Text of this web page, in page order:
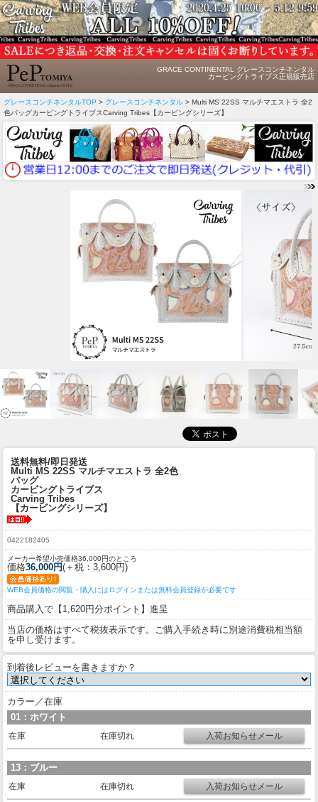
GRACE CONTINENTAL グレースコンチネンタル
カービングトライブス正規販売店
グレースコンチネンタルTOP > グレースコンチネンタル > Multi MS 22SS マルチマエストラ 全2
色バッグカービングトライブスCarving Tribes【カービングシリーズ】
送料無料/即日発送
Multi MS 22SS マルチマエストラ 全2色
バッグ
カービングトライブス
Carving Tribes
【カービングシリーズ】
0422182405
メーカー希望小売価格36,000円のところ
価格36,000円(＋税：3,600円)
WEB会員価格の閲覧・購入にはログインまたは無料会員登録が必要です
商品購入で【1,620円分ポイント】進呈
当店の価格はすべて税抜表示です。ご購入手続き時に別途消費税相当額
を申し受けます。
到着後レビューを書きますか？
カラー／在庫
01：ホワイト
在庫 在庫切れ
13：ブルー
在庫 在庫切れ